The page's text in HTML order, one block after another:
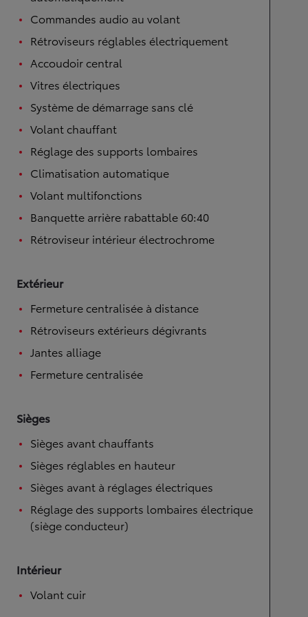
Commandes audio au volant
Rétroviseurs réglables électriquement
Accoudoir central
Vitres électriques
Système de démarrage sans clé
Volant chauffant
Réglage des supports lombaires
Climatisation automatique
Volant multifonctions
Banquette arrière rabattable 60:40
Rétroviseur intérieur électrochrome
Extérieur
Fermeture centralisée à distance
Rétroviseurs extérieurs dégivrants
Jantes alliage
Fermeture centralisée
Sièges
Sièges avant chauffants
Sièges réglables en hauteur
Sièges avant à réglages électriques
Réglage des supports lombaires électrique
(siège conducteur)
Intérieur
Volant cuir